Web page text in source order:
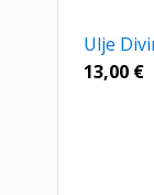
Ulje
13,00 €